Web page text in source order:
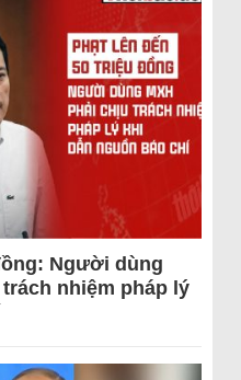
Người dùng
nhiệm pháp lý